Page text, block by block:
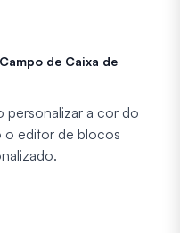
de Caixa de
personalizar a cor do
o editor de blocos